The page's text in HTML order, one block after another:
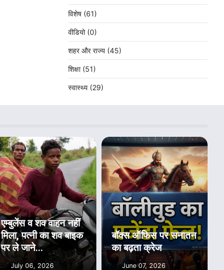
विशेष (61)
वीडियो (0)
शहर और राज्य (45)
शिक्षा (51)
स्वास्थ्य (29)
एम्बुलेंस व शव वाहन नहीं
मिला, पत्नी का शव बाइक
पर ले जाने...
July 06, 2026
बॉक्स ऑफिस पर सनातन
का बढ़ता क्रेज
June 07, 2026